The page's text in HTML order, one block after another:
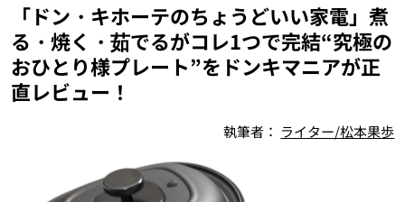
「ドン・キホーテのちょうどいい家電」煮
る・焼く・茹でるがコレ1つで完結“究極の
おひとり様プレート”をドンキマニアが正
直レビュー！
執筆者： ライター/松本果歩